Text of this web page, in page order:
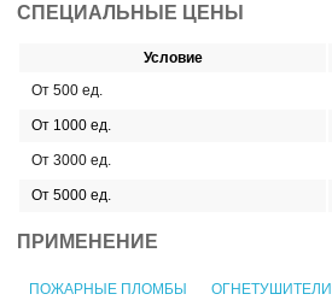
СПЕЦИАЛЬНЫЕ ЦЕНЫ
Условие
От 500 ед.
От 1000 ед.
От 3000 ед.
От 5000 ед.
ПРИМЕНЕНИЕ
ПОЖАРНЫЕ ПЛОМБЫ ОГНЕТУШИТЕЛИ